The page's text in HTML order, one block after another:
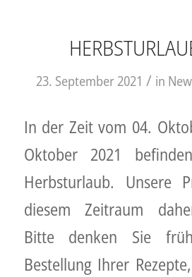
23. September 2021 / in
In der Zeit vom 04.
Oktober 2021
Herbsturlaub. Unsere
diesem Zeitraum
Bitte denken Sie
Bestellung Ihrer